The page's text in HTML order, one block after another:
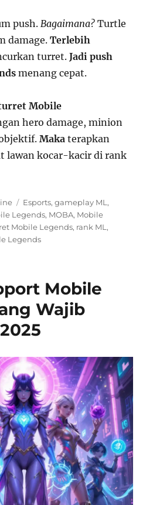
push.Bagaimana? Turtle
damage.Terlebih
turret.Jadi push
menang cepat.
Mobile
hero damage, minion
Maka terapkan
lawan kocar-kacir di rank
Tags
Esports,gameplay ML ,
Legends, MOBA, Mobile
Mobile Legends, rank ML ,
Legends
Mobile
Wajib